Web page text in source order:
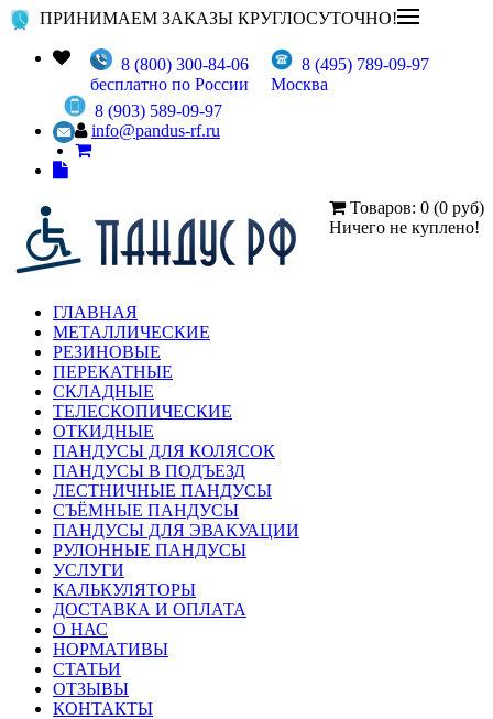
ПРИНИМАЕМ ЗАКАЗЫ КРУГЛОСУТОЧНО!
8 (800) 300-84-06
бесплатно по России
8 (495) 789-09-97
Москва
8 (903) 589-09-97
info@pandus-rf.ru
Товаров: 0 (0 руб)
Ничего не куплено!
ГЛАВНАЯ
МЕТАЛЛИЧЕСКИЕ
РЕЗИНОВЫЕ
ПЕРЕКАТНЫЕ
СКЛАДНЫЕ
ТЕЛЕСКОПИЧЕСКИЕ
ОТКИДНЫЕ
ПАНДУСЫ ДЛЯ КОЛЯСОК
ПАНДУСЫ В ПОДЪЕЗД
ЛЕСТНИЧНЫЕ ПАНДУСЫ
СЪЁМНЫЕ ПАНДУСЫ
ПАНДУСЫ ДЛЯ ЭВАКУАЦИИ
РУЛОННЫЕ ПАНДУСЫ
УСЛУГИ
КАЛЬКУЛЯТОРЫ
ДОСТАВКА И ОПЛАТА
О НАС
НОРМАТИВЫ
СТАТЬИ
ОТЗЫВЫ
КОНТАКТЫ